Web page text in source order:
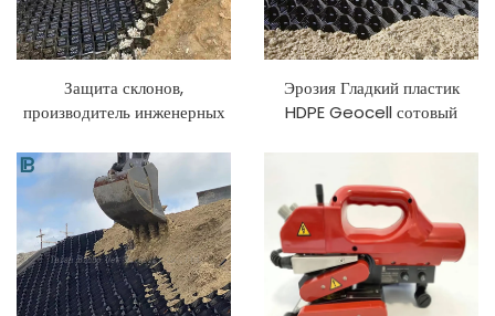
Защита склонов,
производитель инженерных
озеленение дорожного
полотна, устойчивая сотовая
геоячейка из HDPE
Эрозия Гладкий пластик
HDPE Geocell сотовый